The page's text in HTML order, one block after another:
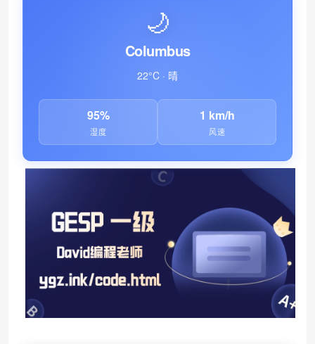
🌙
Columbus
22°C · 晴
95%
湿度
1 km/h
风速